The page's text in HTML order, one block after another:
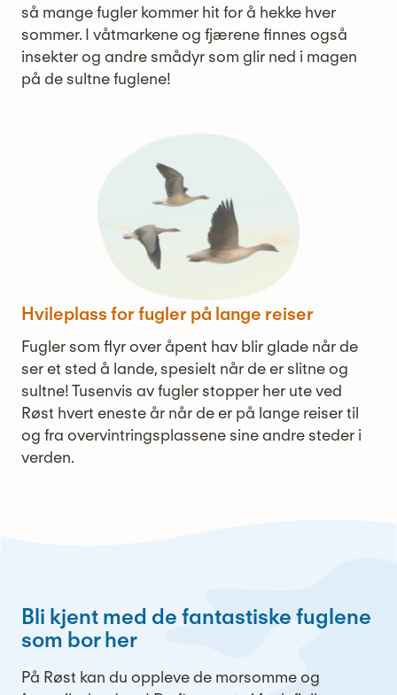
så mange fugler kommer hit for å hekke hver
sommer. I våtmarkene og fjærene finnes også
insekter og andre smådyr som glir ned i magen
på de sultne fuglene!
Hvileplass for fugler på lange reiser
Fugler som flyr over åpent hav blir glade når de
ser et sted å lande, spesielt når de er slitne og
sultne! Tusenvis av fugler stopper her ute ved
Røst hvert eneste år når de er på lange reiser til
og fra overvintringsplassene sine andre steder i
verden.
Bli kjent med de fantastiske fuglene
som bor her
På Røst kan du oppleve de morsomme og